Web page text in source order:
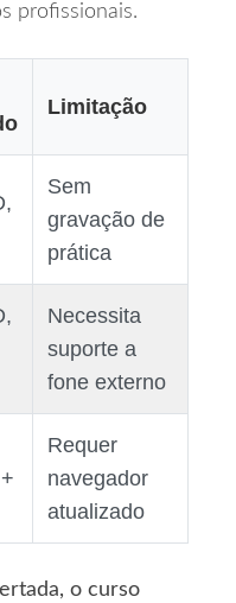
profissionais.
Limitação
Sem
gravação de
prática
Necessita
suporte a
fone externo
Requer
navegador
atualizado
o curso